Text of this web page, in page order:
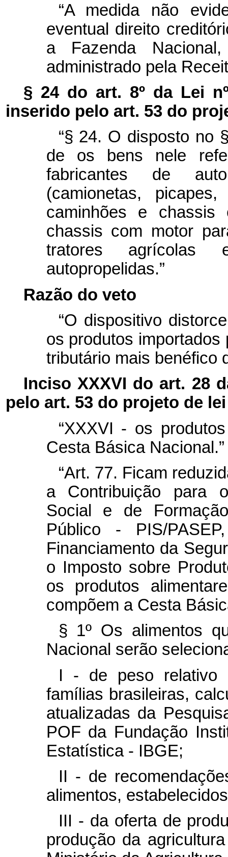
“A medida não
eventual direito
a Fazenda
administrado pela
§ 24 do art. 8º da Lei
inserido pelo art. 53 do
“§ 24. O disposto no
de os bens nele
fabricantes de
(camionetas,
caminhões e chassis
chassis com motor
tratores agrícolas
autopropelidas.”
Razão do veto
“O dispositivo
os produtos
tributário mais benéfico
Inciso XXXVI do art. 28
pelo art. 53 do projeto de
“XXXVI - os
Cesta Básica Nacional.”
“Art. 77. Ficam
a Contribuição para
Social e de
Público - PIS/
Financiamento da
o Imposto sobre
os produtos
compõem a Cesta
§ 1º Os alimentos
Nacional serão
I - de peso relativo
famílias brasileiras,
atualizadas da
POF da Fundação
Estatística - IBGE;
II - de
alimentos,
III - da oferta de
produção da